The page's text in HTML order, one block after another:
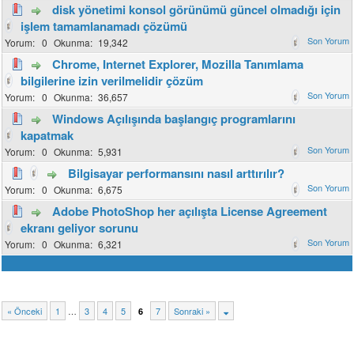
disk yönetimi konsol görünümü güncel olmadığı için
işlem tamamlanamadı çözümü
0 19,342
Chrome, Internet Explorer, Mozilla Tanımlama
bilgilerine izin verilmelidir çözüm
0 36,657
Windows Açılışında başlangıç programlarını
kapatmak
0 5,931
Bilgisayar performansını nasıl arttırılır?
0 6,675
Adobe PhotoShop her açılışta License Agreement
ekranı geliyor sorunu
0 6,321
« Önceki 1 … 3 4 5 6 7 Sonraki »